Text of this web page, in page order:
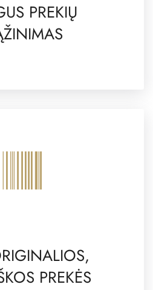
PREKIŲ
PREKĖS